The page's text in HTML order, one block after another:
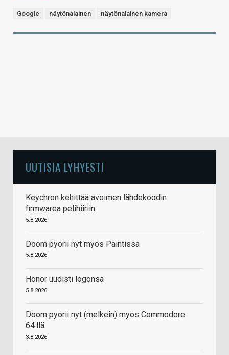
Google näytönalainen näytönalainen kamera
UUTISIA LYHYESTI
Keychron kehittää avoimen lähdekoodin
firmwarea pelihiiriin
5.8.2026
Doom pyörii nyt myös Paintissa
5.8.2026
Honor uudisti logonsa
5.8.2026
Doom pyörii nyt (melkein) myös Commodore
64:llä
3.8.2026